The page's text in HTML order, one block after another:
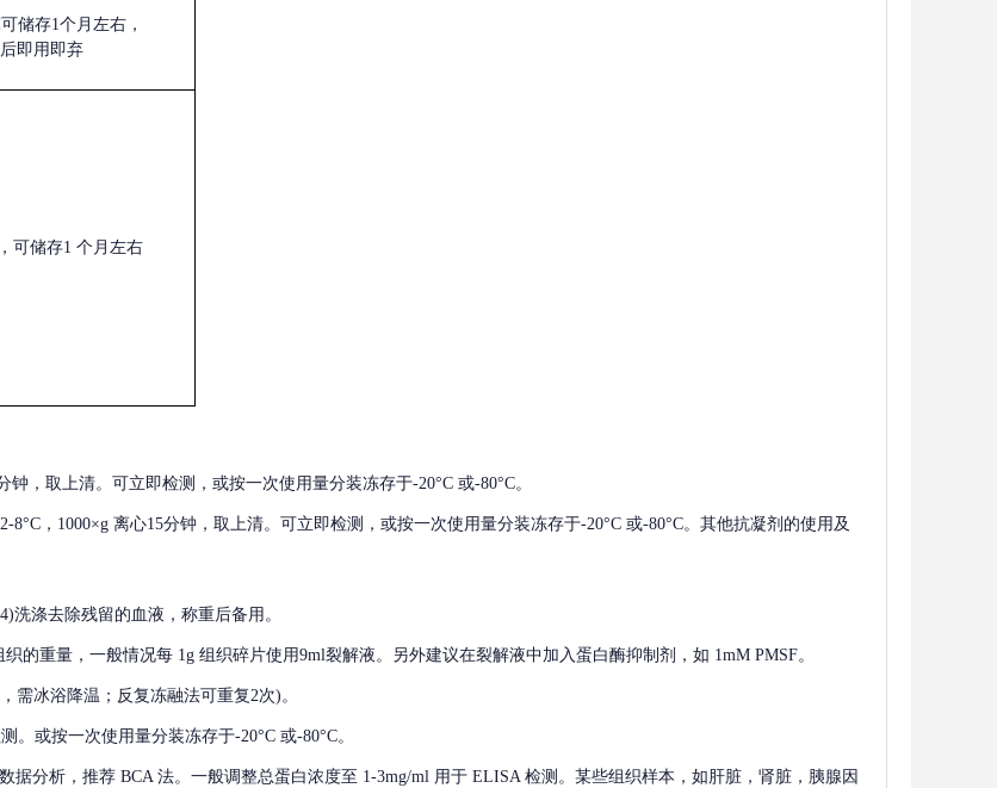
储存1个月左右，
即用即弃
可储存1 个月左右
钟，取上清。可立即检测，或按一次使用量分装冻存于-20°C 或-80°C。
8°C，1000×g 离心15分钟，取上清。可立即检测，或按一次使用量分装冻存于-20°C 或-80°C。其他抗凝剂的使用及
洗涤去除残留的血液，称重后备用。
的重量，一般情况每 1g 组织碎片使用9ml裂解液。另外建议在裂解液中加入蛋白酶抑制剂，如 1mM PMSF。
需冰浴降温；反复冻融法可重复2次)。
。或按一次使用量分装冻存于-20°C 或-80°C。
据分析，推荐 BCA 法。一般调整总蛋白浓度至 1-3mg/ml 用于 ELISA 检测。某些组织样本，如肝脏，肾脏，胰腺因